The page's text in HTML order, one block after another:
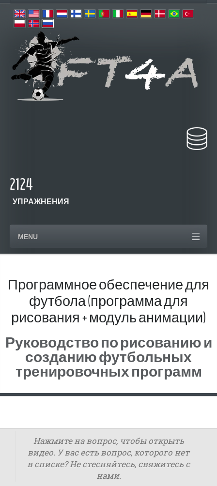
2124
УПРАЖНЕНИЯ
MENU
Программное обеспечение для
футбола (программа для
рисования + модуль анимации)
Руководство по рисованию и
созданию футбольных
тренировочных программ
Нажмите на вопрос, чтобы открыть
видео. У вас есть вопрос, которого нет
в списке? Не стесняйтесь, свяжитесь с
нами.